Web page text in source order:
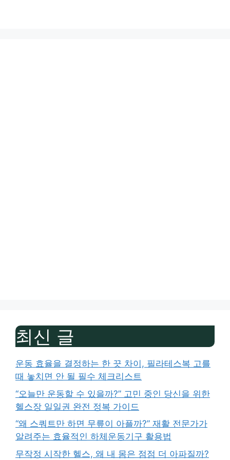
최신 글
운동 효율을 결정하는 한 끗 차이, 필라테스복 고를
때 놓치면 안 될 필수 체크리스트
“오늘만 운동할 수 있을까?” 고민 중인 당신을 위한
헬스장 일일권 완전 정복 가이드
“왜 스쿼트만 하면 무릎이 아플까?” 재활 전문가가
알려주는 효율적인 하체운동기구 활용법
무작정 시작한 헬스, 왜 내 몸은 점점 더 아파질까?